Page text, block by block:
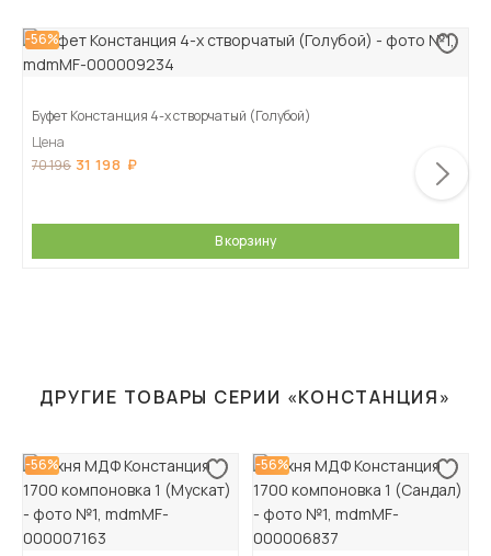
-56%
Буфет Констанция 4-х створчатый (Голубой)
Цена
70 196 31 198
В корзину
ДРУГИЕ ТОВАРЫ СЕРИИ «КОНСТАНЦИЯ»
-56% -56%